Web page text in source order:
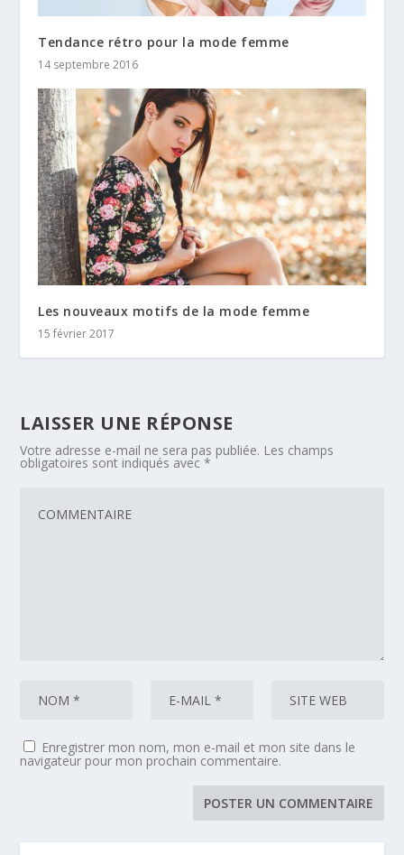
Tendance rétro pour la mode femme
14 septembre 2016
Les nouveaux motifs de la mode femme
15 février 2017
LAISSER UNE RÉPONSE
Votre adresse e-mail ne sera pas publiée. Les champs
obligatoires sont indiqués avec*
Enregistrer mon nom, mon e-mail et mon site dans le
navigateur pour mon prochain commentaire.